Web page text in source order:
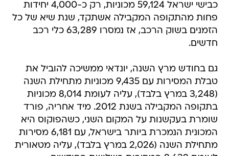
כבישי ישראל 59,124 מכוניות, רק כ-4,000 יחידות
פחות מהתקופה המקבילה אשתקד, שנת שיא של כל
הזמנים בשוק הרכב, אז נמסרו 63,289 כלי רכב
חדשים.
גם בחודש מרץ השנה, יונדאי ממשיכה להוביל את
טבלת המסירות עם 9,435 מכוניות מתחילת השנה
(3,248 במרץ בלבד), עליה לעומת 8,014 מכוניות
בתקופה המקבילה בשנת 2012. מיד אחריה, פורד
שומרת בעקשנות על המקום השני, כשהפוקוס היא
המכונית הנמכרת ביותר בישראל, עם 6,181 מסירות
מתחילת השנה (2,026 במרץ בלבד), עליה מטאורית